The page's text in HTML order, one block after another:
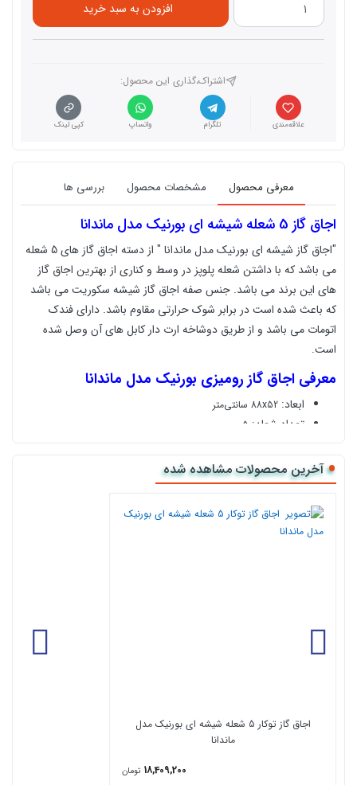
افزودن به سبد خرید
اشتراک،گذاری این محصول‌:
علاقه‌مندی تلگرام واتساپ کپی لینک
معرفی محصول مشخصات محصول بررسی ها
اجاق گاز 5 شعله شیشه ای بورنیک مدل ماندانا
"اجاق گاز شیشه ای بورنیک مدل ماندانا " از دسته اجاق گاز های 5 شعله
می باشد که با داشتن شعله پلوپز در وسط و کناری از بهترین اجاق گاز
های این برند می باشد. جنس صفه اجاق گاز شیشه سکوریت می باشد
که باعث شده است در برابر شوک حرارتی مقاوم باشد. دارای فندک
اتومات می باشد و از طریق دوشاخه ارت دار کابل های آن وصل شده
است.
معرفی اجاق گاز رومیزی بورنیک مدل ماندانا
ابعاد: 88x52 سانتی‌متر
تعداد شعله: 5
فندک اتوماتیک: دارد
شعله پلوپز
نوع ولوم: فلزی
آخرین محصولات مشاهده شده
اجاق گاز توکار 5 شعله شیشه ای بورنیک مدل
ماندانا
18,409,200 تومان